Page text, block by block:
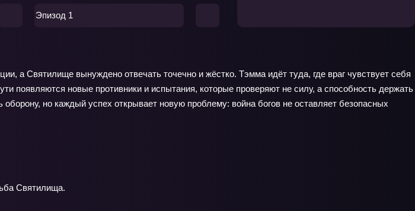
Эпизод 1
а Святилище вынуждено отвечать точечно и жёстко. Тэмма идёт туда, где враг чувствует себя
появляются новые противники и испытания, которые проверяют не силу, а способность держать
но каждый успех открывает новую проблему: война богов не оставляет безопасных
Святилища.